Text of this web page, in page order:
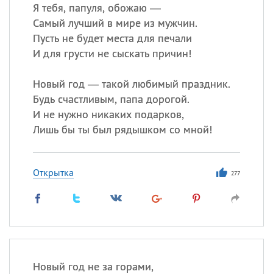
Я тебя, папуля, обожаю —
Самый лучший в мире из мужчин.
Пусть не будет места для печали
И для грусти не сыскать причин!
Новый год — такой любимый праздник.
Будь счастливым, папа дорогой.
И не нужно никаких подарков,
Лишь бы ты был рядышком со мной!
Открытка 277
Новый год не за горами,